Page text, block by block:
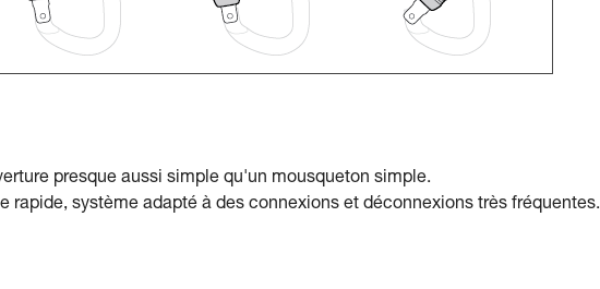
presque aussi simple qu'un mousqueton simple.
rapide, système adapté à des connexions et déconnexions très fréquentes.